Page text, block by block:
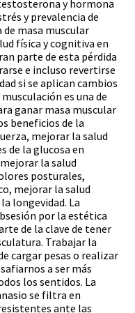
y hormona
y prevalencia de
de masa muscular
física y cognitiva en
parte de esta pérdida
e incluso revertirse
si se aplican cambios
es una de
ganar masa muscular
beneficios de la
mejorar la salud
de la glucosa en
la salud
posturales,
mejorar la salud
longevidad. La
por la estética
de la clave de tener
Trabajar la
cargar pesas o realizar
a ser más
los sentidos. La
se filtra en
ante las